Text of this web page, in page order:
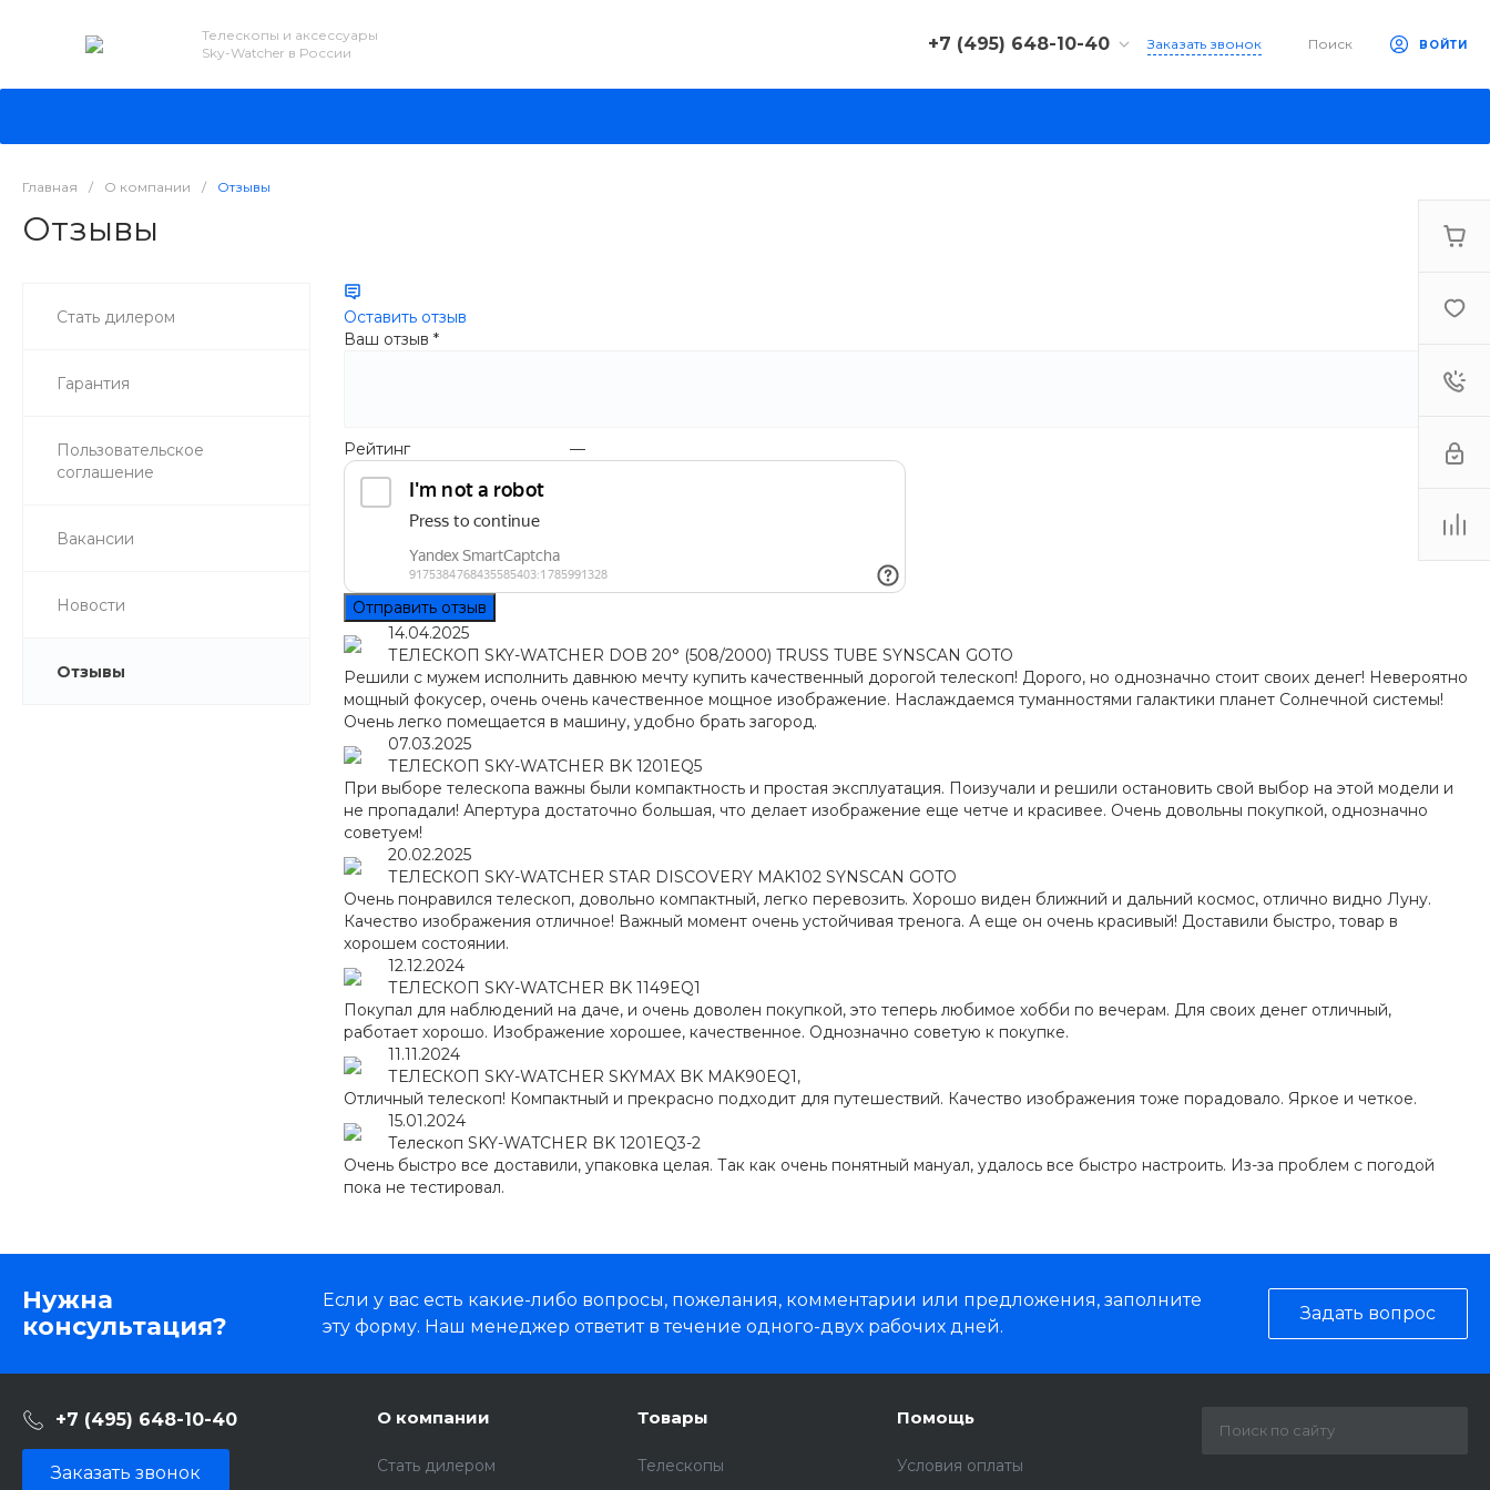
Телескопы и аксессуары
Sky-Watcher в России
+7 (495) 648-10-40 Заказать звонок Поиск ВОЙТИ
Главная / О компании / Отзывы
Отзывы
Стать дилером
Гарантия
Пользовательское
соглашение
Вакансии
Новости
Отзывы
Оставить отзыв
Ваш отзыв *
Рейтинг —
Отправить отзыв
14.04.2025
ТЕЛЕСКОП SKY-WATCHER DOB 20° (508/2000) TRUSS TUBE SYNSCAN GOTO
Решили с мужем исполнить давнюю мечту купить качественный дорогой телескоп! Дорого, но однозначно стоит своих денег! Невероятно
мощный фокусер, очень очень качественное мощное изображение. Наслаждаемся туманностями галактики планет Солнечной системы!
Очень легко помещается в машину, удобно брать загород.
07.03.2025
ТЕЛЕСКОП SKY-WATCHER BK 1201EQ5
При выборе телескопа важны были компактность и простая эксплуатация. Поизучали и решили остановить свой выбор на этой модели и
не пропадали! Апертура достаточно большая, что делает изображение еще четче и красивее. Очень довольны покупкой, однозначно
советуем!
20.02.2025
ТЕЛЕСКОП SKY-WATCHER STAR DISCOVERY MAK102 SYNSCAN GOTO
Очень понравился телескоп, довольно компактный, легко перевозить. Хорошо виден ближний и дальний космос, отлично видно Луну.
Качество изображения отличное! Важный момент очень устойчивая тренога. А еще он очень красивый! Доставили быстро, товар в
хорошем состоянии.
12.12.2024
ТЕЛЕСКОП SKY-WATCHER BK 1149EQ1
Покупал для наблюдений на даче, и очень доволен покупкой, это теперь любимое хобби по вечерам. Для своих денег отличный,
работает хорошо. Изображение хорошее, качественное. Однозначно советую к покупке.
11.11.2024
ТЕЛЕСКОП SKY-WATCHER SKYMAX BK MAK90EQ1,
Отличный телескоп! Компактный и прекрасно подходит для путешествий. Качество изображения тоже порадовало. Яркое и четкое.
15.01.2024
Телескоп SKY-WATCHER BK 1201EQ3-2
Очень быстро все доставили, упаковка целая. Так как очень понятный мануал, удалось все быстро настроить. Из-за проблем с погодой
пока не тестировал.
Нужна
консультация?
Если у вас есть какие-либо вопросы, пожелания, комментарии или предложения, заполните
эту форму. Наш менеджер ответит в течение одного-двух рабочих дней.
Задать вопрос
+7 (495) 648-10-40
Заказать звонок
О компании
Стать дилером
Товары
Телескопы
Помощь
Условия оплаты